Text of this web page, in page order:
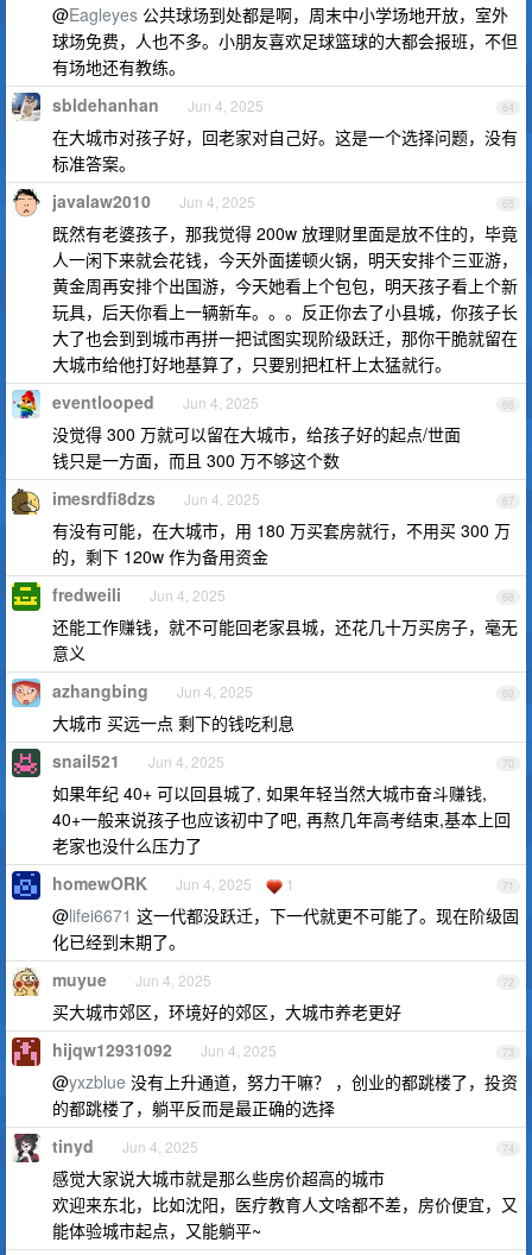
@Eagleyes 公共球场到处都是啊，周末中小学场地开放，室外
球场免费，人也不多。小朋友喜欢足球篮球的大都会报班，不但
有场地还有教练。
64
sbldehanhan Jun 4, 2025
在大城市对孩子好，回老家对自己好。这是一个选择问题，没有
标准答案。
65
javalaw2010 Jun 4, 2025
既然有老婆孩子，那我觉得 200w 放理财里面是放不住的，毕竟
人一闲下来就会花钱，今天外面搓顿火锅，明天安排个三亚游，
黄金周再安排个出国游，今天她看上个包包，明天孩子看上个新
玩具，后天你看上一辆新车。。。反正你去了小县城，你孩子长
大了也会到到城市再拼一把试图实现阶级跃迁，那你干脆就留在
大城市给他打好地基算了，只要别把杠杆上太猛就行。
66
eventlooped Jun 4, 2025
没觉得 300 万就可以留在大城市，给孩子好的起点/世面
钱只是一方面，而且 300 万不够这个数
67
imesrdfi8dzs Jun 4, 2025
有没有可能，在大城市，用 180 万买套房就行，不用买 300 万
的，剩下 120w 作为备用资金
68
fredweili Jun 4, 2025
还能工作赚钱，就不可能回老家县城，还花几十万买房子，毫无
意义
69
azhangbing Jun 4, 2025
大城市 买远一点 剩下的钱吃利息
70
snail521 Jun 4, 2025
如果年纪 40+ 可以回县城了, 如果年轻当然大城市奋斗赚钱,
40+一般来说孩子也应该初中了吧, 再熬几年高考结束,基本上回
老家也没什么压力了
71
homewORK Jun 4, 2025 1
@lifei6671 这一代都没跃迁，下一代就更不可能了。现在阶级固
化已经到末期了。
72
muyue Jun 4, 2025
买大城市郊区，环境好的郊区，大城市养老更好
73
hijqw12931092 Jun 4, 2025
@yxzblue 没有上升通道，努力干嘛？ ，创业的都跳楼了，投资
的都跳楼了，躺平反而是最正确的选择
74
tinyd Jun 4, 2025
感觉大家说大城市就是那么些房价超高的城市
欢迎来东北，比如沈阳，医疗教育人文啥都不差，房价便宜，又
能体验城市起点，又能躺平~